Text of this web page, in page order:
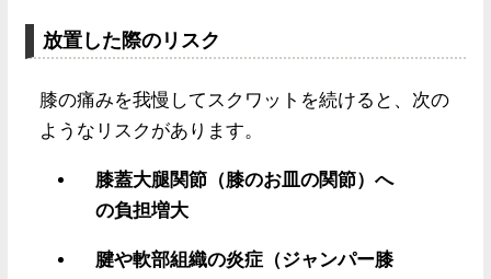
放置した際のリスク
膝の痛みを我慢してスクワットを続けると、次の
ようなリスクがあります。
膝蓋大腿関節（膝のお皿の関節）へ
の負担増大
腱や軟部組織の炎症（ジャンパー膝